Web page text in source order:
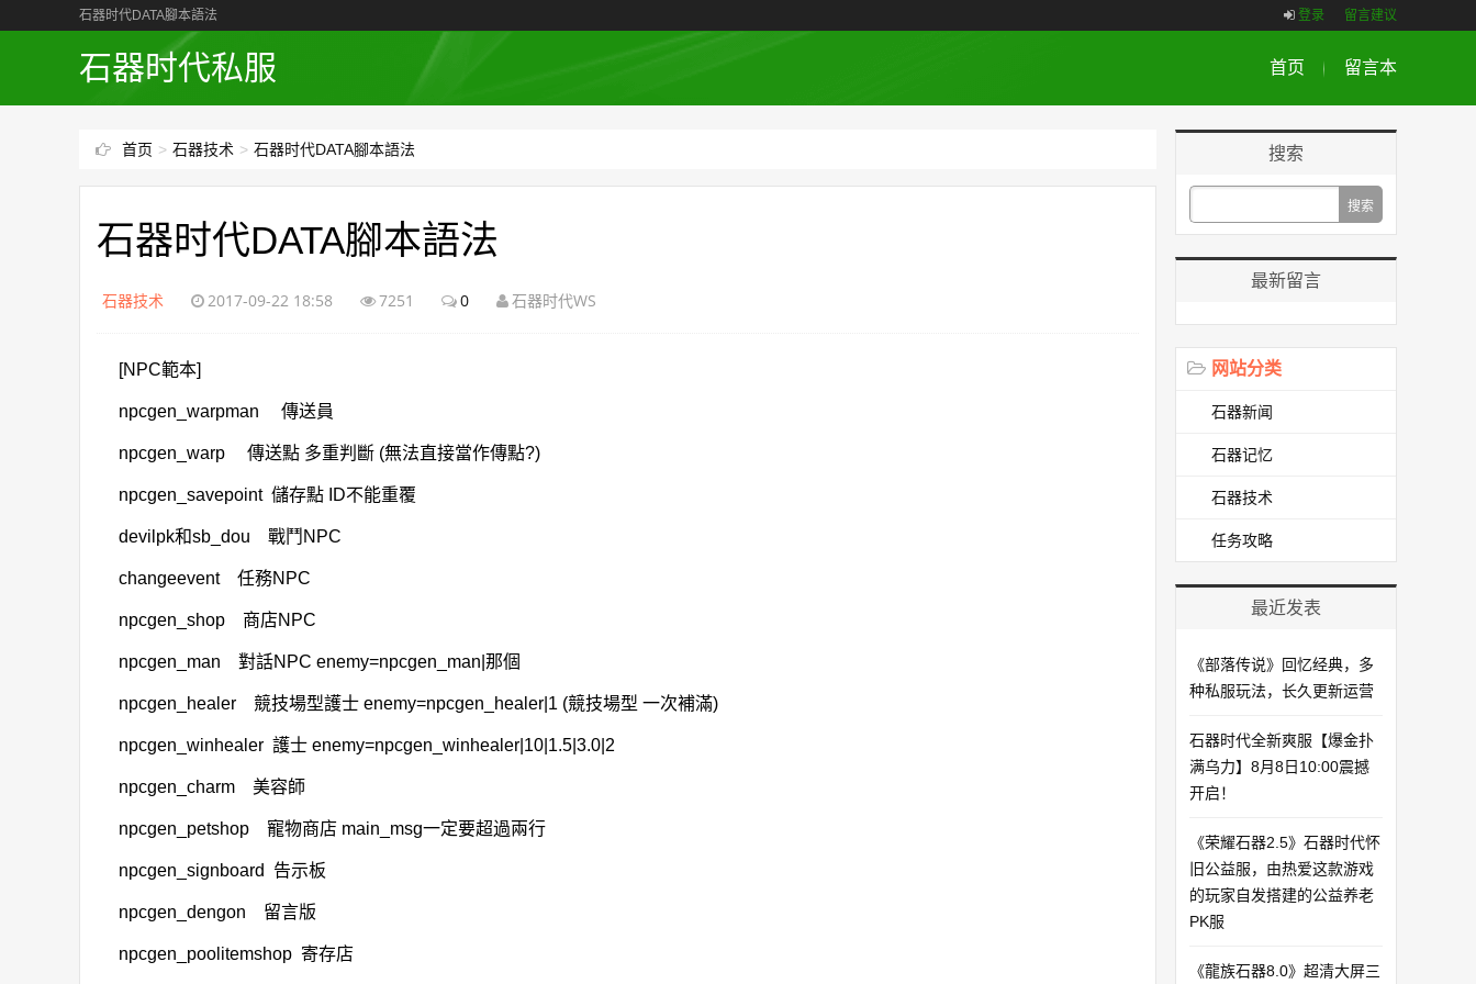
石器时代DATA腳本語法 登录 留言建议
石器时代私服 首页 留言本
首页 > 石器技术 > 石器时代DATA腳本語法
石器时代DATA腳本語法
石器技术 2017-09-22 18:58 7251 0 石器时代WS
[NPC範本]
npcgen_warpman 傳送員
npcgen_warp 傳送點 多重判斷 (無法直接當作傳點?)
npcgen_savepoint 儲存點 ID不能重覆
devilpk和sb_dou 戰鬥NPC
changeevent 任務NPC
npcgen_shop 商店NPC
npcgen_man 對話NPC enemy=npcgen_man|那個
npcgen_healer 競技場型護士 enemy=npcgen_healer|1 (競技場型 一次補滿)
npcgen_winhealer 護士 enemy=npcgen_winhealer|10|1.5|3.0|2
npcgen_charm 美容師
npcgen_petshop 寵物商店 main_msg一定要超過兩行
npcgen_signboard 告示板
npcgen_dengon 留言版
npcgen_poolitemshop 寄存店
搜索
最新留言
网站分类
石器新闻
石器记忆
石器技术
任务攻略
最近发表
《部落传说》回忆经典，多
种私服玩法，长久更新运营
石器时代全新爽服【爆金扑
满乌力】8月8日10:00震撼
开启！​
《荣耀石器2.5》石器时代怀
旧公益服，由热爱这款游戏
的玩家自发搭建的公益养老
PK服
《龍族石器8.0》超清大屏三